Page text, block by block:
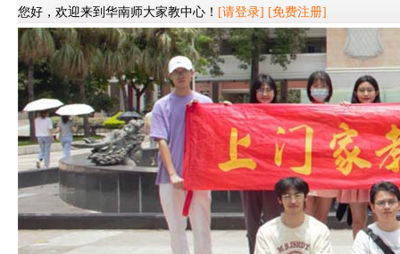
您好，欢迎来到华南师大家教中心！ [请登录] [免费注册]